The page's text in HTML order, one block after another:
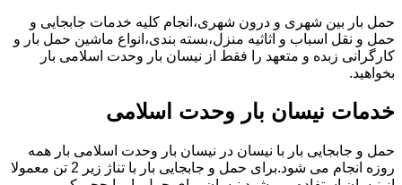
حمل بار بین شهری و درون شهری،انجام کلیه خدمات جابجایی و
حمل و نقل اسباب و اثاثیه منزل،بسته بندی،انواع ماشین حمل بار و
کارگرانی زبده و متعهد را فقط از نیسان بار وحدت اسلامی بار
بخواهید.
خدمات نیسان بار وحدت اسلامی
حمل و جابجایی بار با نیسان در نیسان بار وحدت اسلامی بار همه
روزه انجام می شود.برای حمل و جابجایی بار با تناژ زیر 2 تن معمولا